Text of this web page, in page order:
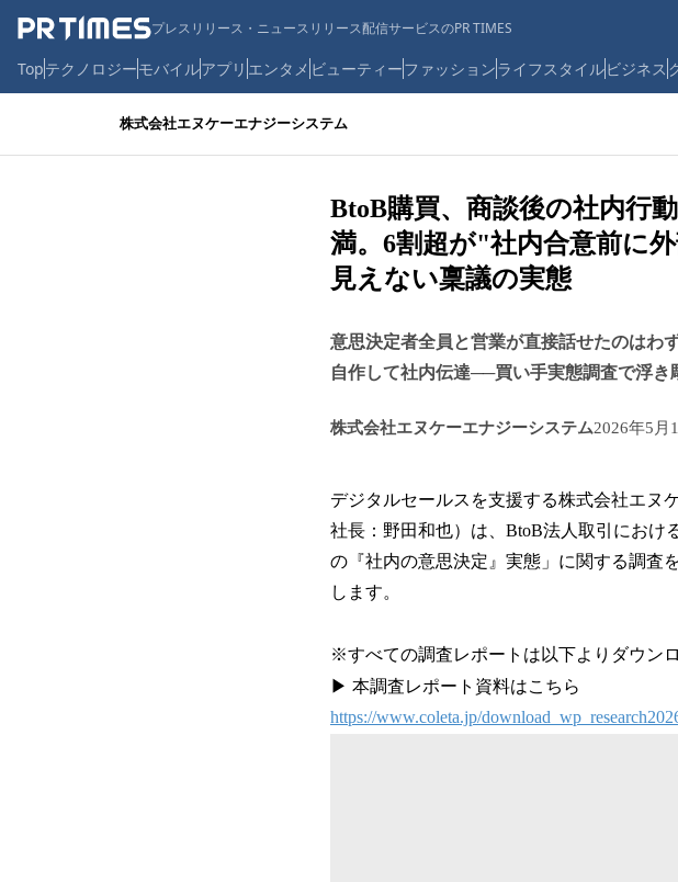
プレスリリース・ニュースリリース配信サービスのPR TIMES
Topテクノロジーモバイルアプリ エンタメ ビューティーファッションライフスタイルビジネス
株式会社エヌケーエナジーシステム
BtoB購買、商談後の社内行
満。6割超が"社内合意前に
見えない稟議の実態
意思決定者全員と営業が直接話せたのはわ
自作して社内伝達──買い手実態調査で浮
株式会社エヌケーエナジーシステム2026年5月
デジタルセールスを支援する株式会社エヌ
社長：野田和也）は、BtoB法人取引におけ
の『社内の意思決定』実態」に関する調査
します。
※すべての調査レポートは以下よりダウン
▶ 本調査レポート資料はこちら
https://www.coleta.jp/